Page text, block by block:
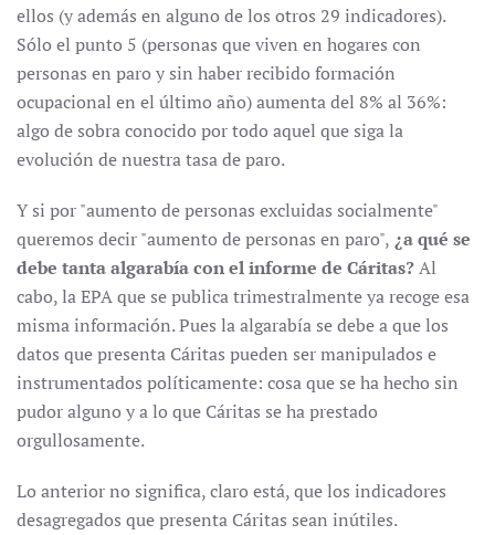
ellos (y además en alguno de los otros 29 indicadores).
Sólo el punto 5 (personas que viven en hogares con
personas en paro y sin haber recibido formación
ocupacional en el último año) aumenta del 8% al 36%:
algo de sobra conocido por todo aquel que siga la
evolución de nuestra tasa de paro.
Y si por "aumento de personas excluidas socialmente"
queremos decir "aumento de personas en paro", ¿a qué se
debe tanta algarabía con el informe de Cáritas?Al
cabo, la EPA que se publica trimestralmente ya recoge esa
misma información. Pues la algarabía se debe a que los
datos que presenta Cáritas pueden ser manipulados e
instrumentados políticamente: cosa que se ha hecho sin
pudor alguno y a lo que Cáritas se ha prestado
orgullosamente.
Lo anterior no significa, claro está, que los indicadores
desagregados que presenta Cáritas sean inútiles.